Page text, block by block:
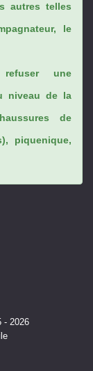
autres telles
le
refuser une
niveau de la
de
piquenique,
- 2026